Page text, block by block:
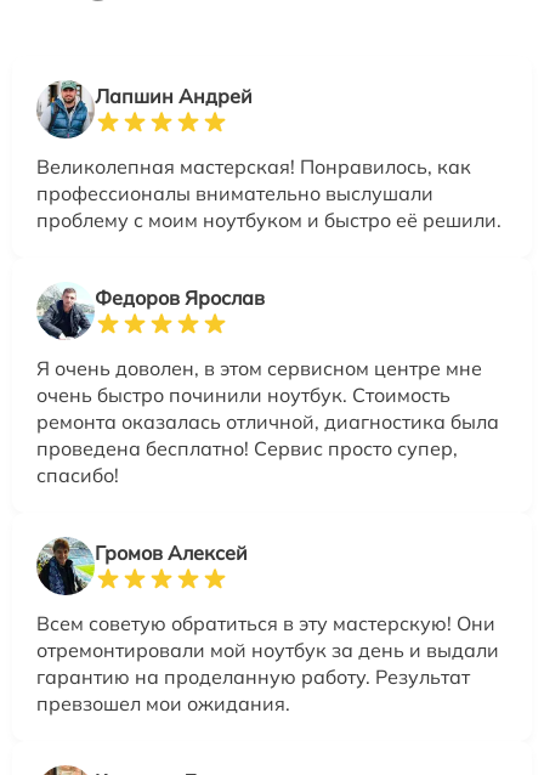
Лапшин Андрей
Великолепная мастерская! Понравилось, как
профессионалы внимательно выслушали
проблему с моим ноутбуком и быстро её решили.
Федоров Ярослав
Я очень доволен, в этом сервисном центре мне
очень быстро починили ноутбук. Стоимость
ремонта оказалась отличной, диагностика была
проведена бесплатно! Сервис просто супер,
спасибо!
Громов Алексей
Всем советую обратиться в эту мастерскую! Они
отремонтировали мой ноутбук за день и выдали
гарантию на проделанную работу. Результат
превзошел мои ожидания.